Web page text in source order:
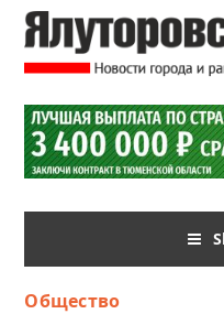
Общество